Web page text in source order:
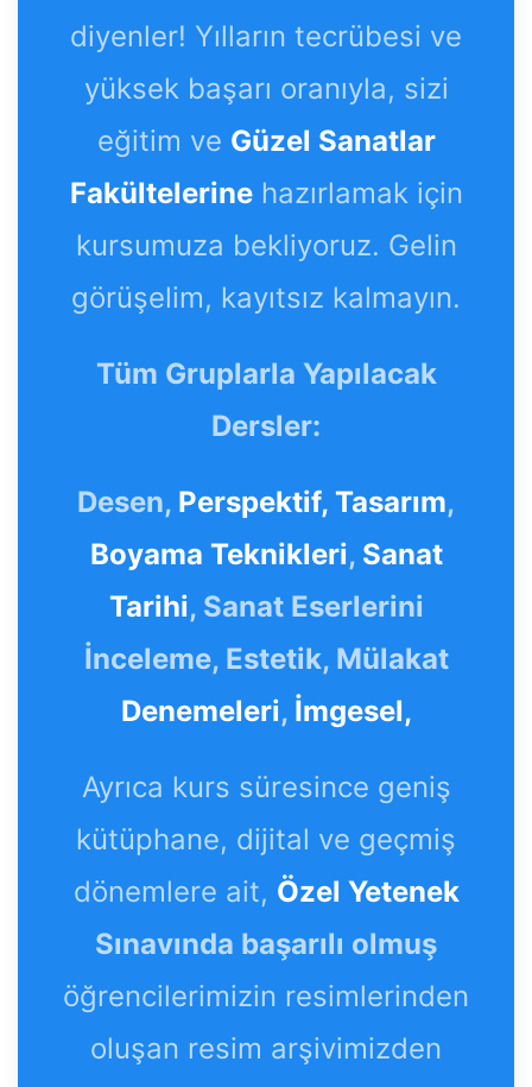
diyenler! Yılların tecrübesi ve
yüksek başarı oranıyla, sizi
eğitim ve Güzel Sanatlar
Fakültelerinehazırlamak için
kursumuza bekliyoruz. Gelin
görüşelim, kayıtsız kalmayın.
Tüm Gruplarla Yapılacak
Dersler:
Desen, Perspektif, Tasarım,
Boyama Teknikleri, Sanat
Tarihi, Sanat Eserlerini
İnceleme, Estetik, Mülakat
Denemeleri, İmgesel,
Ayrıca kurs süresince geniş
kütüphane, dijital ve geçmiş
dönemlere ait, Özel Yetenek
Sınavında başarılı olmuş
öğrencilerimizin resimlerinden
oluşan resim arşivimizden